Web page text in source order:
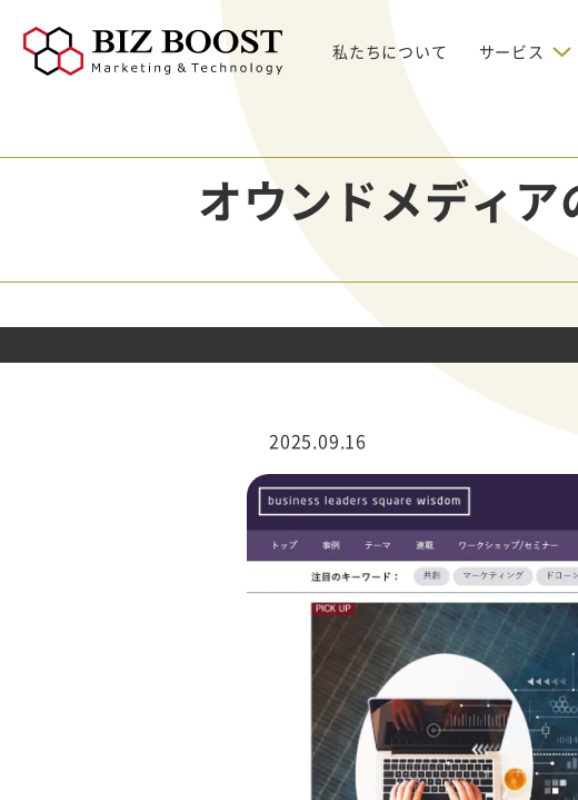
私たちについて サービス
コンサルティングサ
BtoBマーケティ
リード獲得
BtoB Webサイト
制作
援サービス
ウェビナー運用代
行サービス
BtoBテレマーケ
ティング
OM
Webからの問
セミナー/ウェ
したい
BtoBのテレマ
BtoBのリステ
ウェビナー支援
イベントマーケティング
トレーラー
化形成を目
戦略・マネジメント
デジタル施策 & チャネル
オウンドメディ
2025.09.16